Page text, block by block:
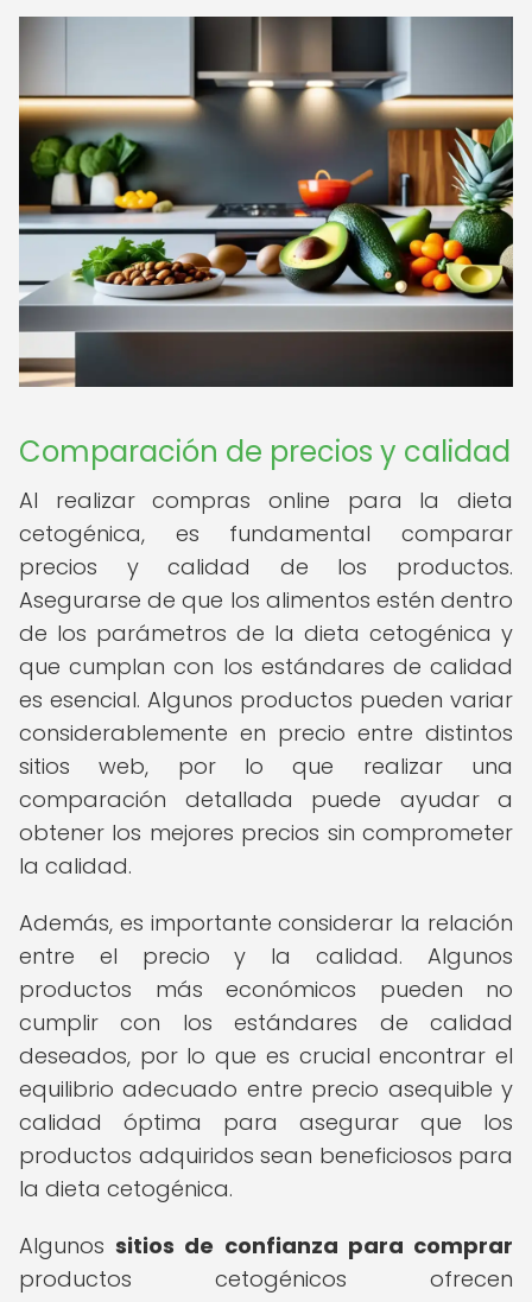
Comparación de precios y calidad
Al realizar compras online para la dieta
cetogénica, es fundamental comparar
precios y calidad de los productos.
Asegurarse de que los alimentos estén dentro
de los parámetros de la dieta cetogénica y
que cumplan con los estándares de calidad
es esencial. Algunos productos pueden variar
considerablemente en precio entre distintos
sitios web, por lo que realizar una
comparación detallada puede ayudar a
obtener los mejores precios sin comprometer
la calidad.
Además, es importante considerar la relación
entre el precio y la calidad. Algunos
productos más económicos pueden no
cumplir con los estándares de calidad
deseados, por lo que es crucial encontrar el
equilibrio adecuado entre precio asequible y
calidad óptima para asegurar que los
productos adquiridos sean beneficiosos para
la dieta cetogénica.
Algunossitios de confianza para comprar
productos cetogénicos ofrecen